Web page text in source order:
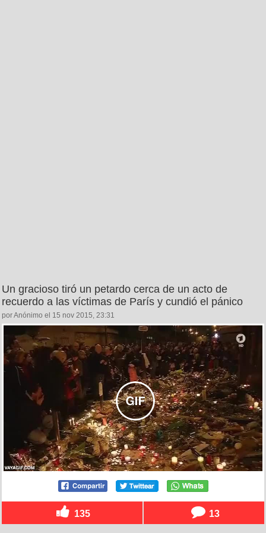
Un gracioso tiró un petardo cerca de un acto de
recuerdo a las víctimas de París y cundió el pánico
por Anónimo el 15 nov 2015, 23:31
135 13